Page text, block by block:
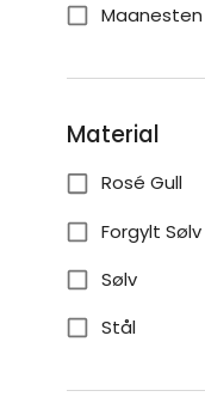
Maanesten
Material
Rosé Gull
Forgylt Sølv
Sølv
Stål